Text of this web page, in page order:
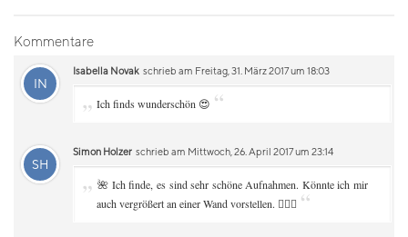
Kommentare
IN
Isabella Novak schrieb am Freitag, 31. März 2017 um 18:03
„ Ich finds wunderschön 😍 “
SH
Simon Holzer schrieb am Mittwoch, 26. April 2017 um 23:14
„ 🌺 Ich finde, es sind sehr schöne Aufnahmen. Könnte ich mir
auch vergrößert an einer Wand vorstellen. 👌🏻😘 “